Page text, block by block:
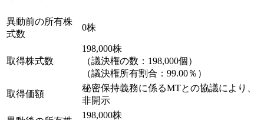
異動前の所有株
式数
0株
取得株式数
198,000株
（議決権の数：198,000個）
（議決権所有割合：99.00％）
取得価額
秘密保持義務に係るMTとの協議により、
非開示
198,000株